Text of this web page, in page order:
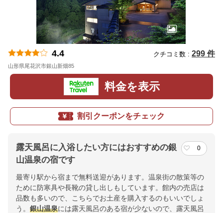
4.4 クチコミ数 : 299 件
山形県尾花沢市銀山新畑85
料金を表示
割引クーポンをチェック
露天風呂に入浴したい方にはおすすめの銀
山温泉の宿です
0
最寄り駅から宿まで無料送迎があります。温泉街の散策等の
ために防寒具や長靴の貸し出しもしています。館内の売店は
品数も多いので、こちらでお土産を購入するのもいいでしょ
う。 銀山温泉には露天風呂のある宿が少ないので、露天風呂